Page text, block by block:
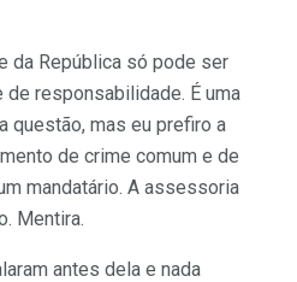
da República só pode ser
responsabilidade. É uma
questão, mas eu prefiro a
de crime comum e de
mandatário. A assessoria
Mentira.
antes dela e nada